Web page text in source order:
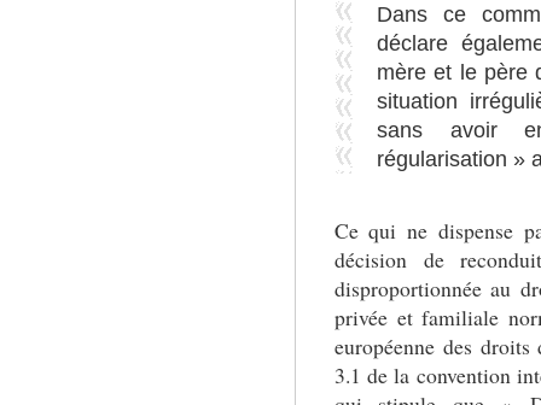
Dans ce
déclare
mère et le père
situation
sans avoir
régularisation »
Ce qui ne dispense
décision de
disproportionnée au
privée et familiale
européenne des
3.1 de la convention